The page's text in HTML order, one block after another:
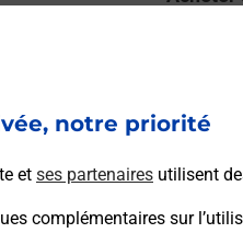
notre priorité
et ses partenaires utilisent
complémentaires sur
PRINCIPAL
En